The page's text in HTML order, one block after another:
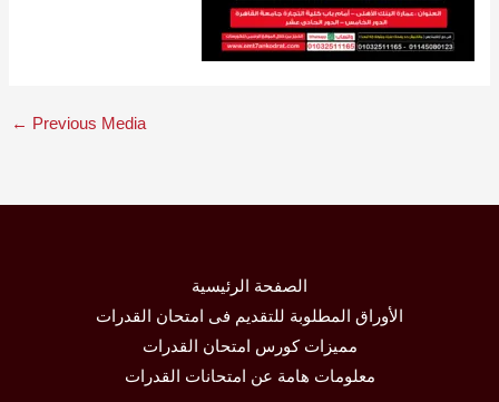
← Previous Media
الصفحة الرئيسية
الأوراق المطلوبة للتقديم فى امتحان القدرات
مميزات كورس امتحان القدرات
معلومات هامة عن امتحانات القدرات